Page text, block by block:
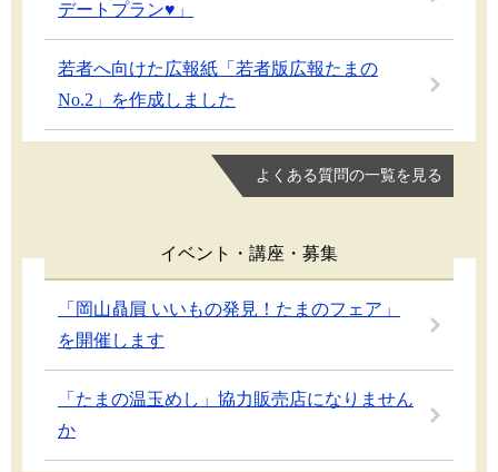
デートプラン♥」
若者へ向けた広報紙「若者版広報たまの
No.2」を作成しました
よくある質問の一覧を見る
イベント・講座・募集
「岡山贔屓 いいもの発見！たまのフェア」
を開催します
「たまの温玉めし」協力販売店になりません
か